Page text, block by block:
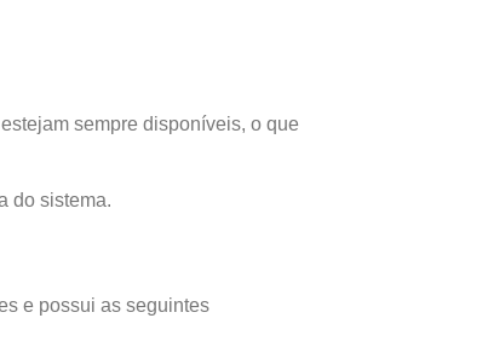
sempre disponíveis, o que
do sistema.
e possui as seguintes